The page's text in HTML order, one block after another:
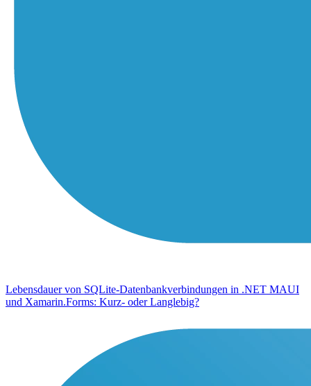
Lebensdauer von SQLite-Datenbankverbindungen in .NET MAUI
und Xamarin.Forms: Kurz- oder Langlebig?